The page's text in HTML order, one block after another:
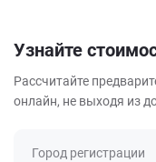
Узнайте
Рассчитайте
онлайн, не выходя из
Город регистрации